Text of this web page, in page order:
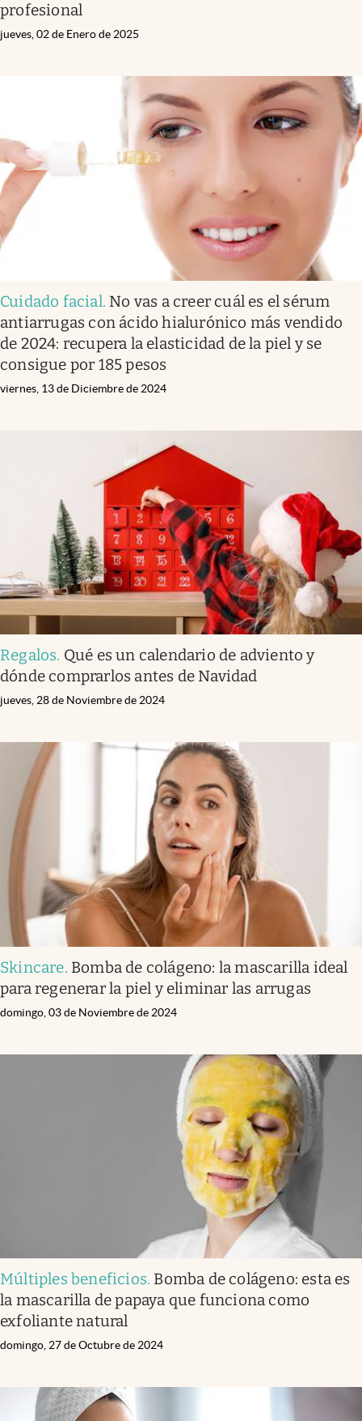
profesional
jueves, 02 de Enero de 2025
Cuidado facial. No vas a creer cuál es el sérum
antiarrugas con ácido hialurónico más vendido
de 2024: recupera la elasticidad de la piel y se
consigue por 185 pesos
viernes, 13 de Diciembre de 2024
Regalos. Qué es un calendario de adviento y
dónde comprarlos antes de Navidad
jueves, 28 de Noviembre de 2024
Skincare. Bomba de colágeno: la mascarilla ideal
para regenerar la piel y eliminar las arrugas
domingo, 03 de Noviembre de 2024
Múltiples beneficios. Bomba de colágeno: esta es
la mascarilla de papaya que funciona como
exfoliante natural
domingo, 27 de Octubre de 2024